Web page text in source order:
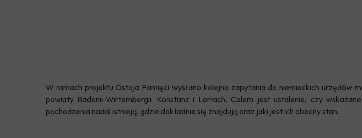
W ramach projektu Ostoja Pamięci wysłano kolejne zapytania do niemieckich urzędów
powiaty Badenii-Wirtembergii: Konstanz i Lörrach. Celem jest ustalenie, czy
pochodzenia nadal istnieją, gdzie dokładnie się znajdują oraz jaki jest ich obecny stan.